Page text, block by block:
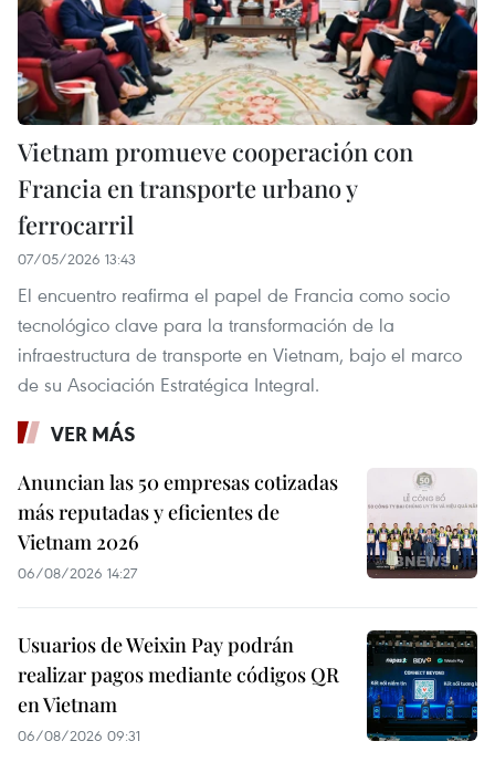
Vietnam promueve cooperación con
Francia en transporte urbano y
ferrocarril
07/05/2026 13:43
El encuentro reafirma el papel de Francia como socio
tecnológico clave para la transformación de la
infraestructura de transporte en Vietnam, bajo el marco
de su Asociación Estratégica Integral.
VER MÁS
Anuncian las 50 empresas cotizadas
más reputadas y eficientes de
Vietnam 2026
06/08/2026 14:27
Usuarios de Weixin Pay podrán
realizar pagos mediante códigos QR
en Vietnam
06/08/2026 09:31